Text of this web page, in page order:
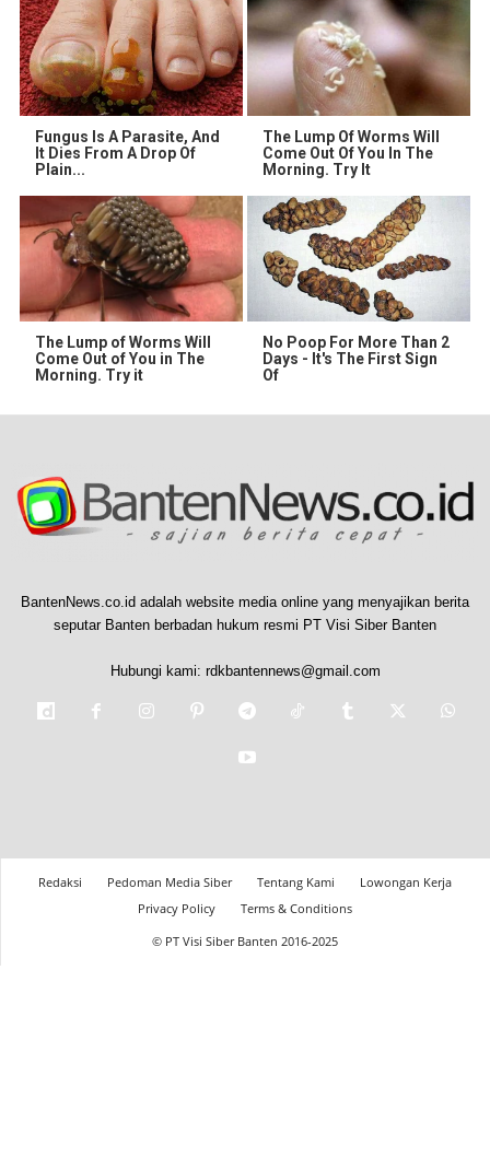
Fungus Is A Parasite, And
It Dies From A Drop Of
Plain...
The Lump Of Worms Will
Come Out Of You In The
Morning. Try It
The Lump of Worms Will
Come Out of You in The
Morning. Try it
No Poop For More Than 2
Days - It's The First Sign
Of
BantenNews.co.id adalah website media online yang menyajikan berita
seputar Banten berbadan hukum resmi PT Visi Siber Banten
Hubungi kami: rdkbantennews@gmail.com
Redaksi Pedoman Media Siber Tentang Kami
Lowongan Kerja
Privacy Policy
Terms & Conditions
© PT Visi Siber Banten 2016-2025